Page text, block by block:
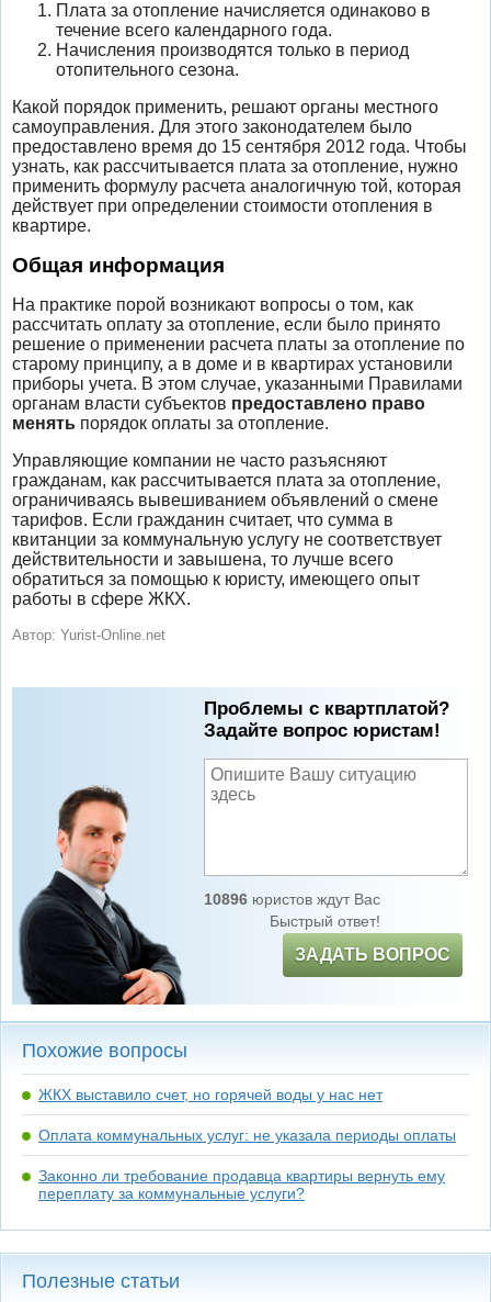
Плата за отопление начисляется одинаково в
течение всего календарного года.
Начисления производятся только в период
отопительного сезона.
Какой порядок применить, решают органы местного
самоуправления. Для этого законодателем было
предоставлено время до 15 сентября 2012 года. Чтобы
узнать, как рассчитывается плата за отопление, нужно
применить формулу расчета аналогичную той, которая
действует при определении стоимости отопления в
квартире.
Общая информация
На практике порой возникают вопросы о том, как
рассчитать оплату за отопление, если было принято
решение о применении расчета платы за отопление по
старому принципу, а в доме и в квартирах установили
приборы учета. В этом случае, указанными Правилами
органам власти субъектов предоставлено право
менять порядок оплаты за отопление.
Управляющие компании не часто разъясняют
гражданам, как рассчитывается плата за отопление,
ограничиваясь вывешиванием объявлений о смене
тарифов. Если гражданин считает, что сумма в
квитанции за коммунальную услугу не соответствует
действительности и завышена, то лучше всего
обратиться за помощью к юристу, имеющего опыт
работы в сфере ЖКХ.
Автор: Yurist-Online.net
Проблемы с квартплатой?
Задайте вопрос юристам!
10896юристов ждут Вас
Быстрый ответ!
ЗАДАТЬ ВОПРОС
Похожие вопросы
ЖКХ выставило счет, но горячей воды у нас нет
Оплата коммунальных услуг: не указала периоды оплаты
Законно ли требование продавца квартиры вернуть ему
переплату за коммунальные услуги?
Полезные статьи